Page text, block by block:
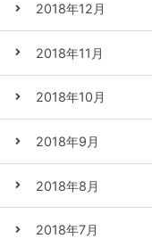
2018年12月
2018年11月
2018年10月
2018年9月
2018年8月
2018年7月